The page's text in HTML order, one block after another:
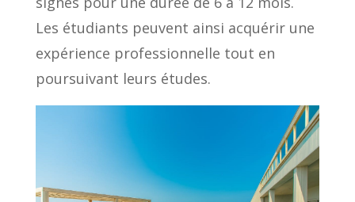
Les étudiants peuvent ainsi acquérir une
expérience professionnelle tout en
poursuivant leurs études.